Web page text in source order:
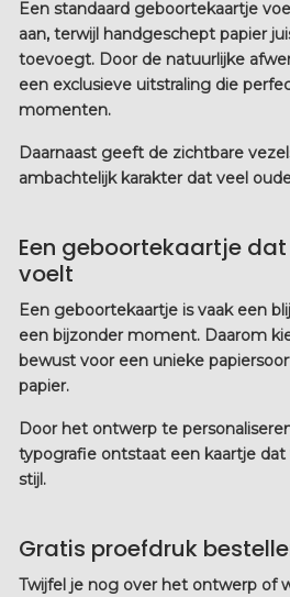
Een standaard geboortekaartje
aan, terwijl handgeschept papier
toevoegt. Door de natuurlijke
een exclusieve uitstraling die
momenten.
Daarnaast geeft de zichtbare
ambachtelijk karakter dat veel
Een geboortekaartje
voelt
Een geboortekaartje is vaak een
een bijzonder moment. Daarom
bewust voor een unieke
papier.
Door het ontwerp te
typografie ontstaat een kaartje dat
stijl.
Gratis proefdruk
Twijfel je nog over het ontwerp of